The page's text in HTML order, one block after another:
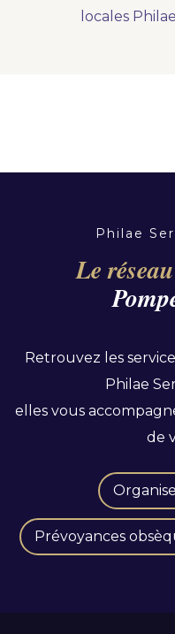
Besoin d'unlocales
Philae
Le
Retrouvez les
Philae
elles vous
de
Prévoyances